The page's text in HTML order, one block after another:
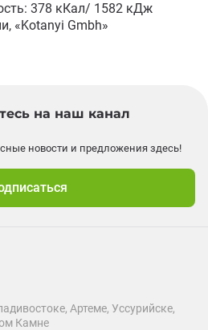
378 кКал/ 1582 кДж
«Kotanyi Gmbh»
на наш канал
новости и предложения здесь!
Артеме, Уссурийске,
Камне